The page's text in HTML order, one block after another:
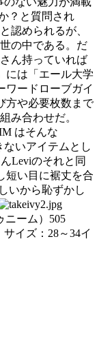
？と質問され
認められるが、
の中である。だ
ん持っていれば
には「エール大学
ワードローブガイ
方や必要枚数まで
み合わせだ。
はそんな
ないアイテムとし
Leviのそれと同
短い目に裾丈を合
いから恥ずかし
ニーム）505
ズ：28～34イ